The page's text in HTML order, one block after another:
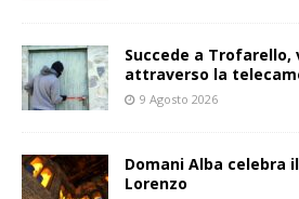
Succede a Trofarello,
attraverso la
9 Agosto 2026
Domani Alba celebra
Lorenzo